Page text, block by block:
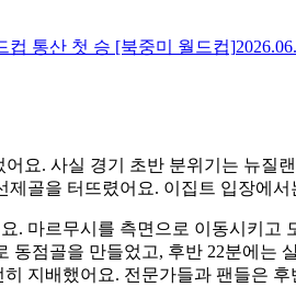
컵 통산 첫 승 [북중미 월드컵]
요. 사실 경기 초반 분위기는 뉴
골을 터뜨렸어요. 이집트 입장에
. 마르무시를 측면으로 이동시키
점골을 만들었고, 후반 22분에
지배했어요. 전문가들과 팬들은